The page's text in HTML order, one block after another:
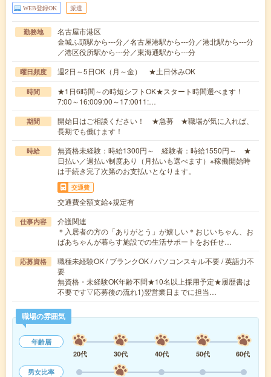
WEB登録OK 派遣
勤務地
名古屋市港区
金城ふ頭駅から---分／名古屋港駅から---分／港北駅から---分
／港区役所駅から---分／東海通駅から---分
曜日頻度 週2日～5日OK（月～金） ★土日休みOK
時間
★1日6時間～の時短シフトOK★スタート時間選べます！
7:00～16:009:00～17:0011:…
期間
開始日はご相談ください！ ★急募 ★職場が気に入れば、
長期でも働けます！
時給
無資格未経験：時給1300円～ 経験者：時給1550円～ ★
日払い／週払い制度あり（月払いも選べます）※稼働開始時
は手続き完了次第のお支払いとなります。
交通費
交通費全額支給※規定有
仕事内容
介護関連
＊入居者の方の「ありがとう」が嬉しい＊おじいちゃん、お
ばあちゃんが暮らす施設での生活サポートをお任せ…
応募資格
職種未経験OK / ブランクOK / パソコンスキル不要 / 英語力不
要
無資格・未経験OK年齢不問★10名以上採用予定★履歴書は
不要です▽応募後の流れ1)翌営業日までに担当…
職場の雰囲気
年齢層
20代
30代 40代 50代
60代
男女比率